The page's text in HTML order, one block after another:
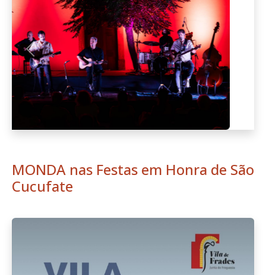
Anterior
MONDA nas Festas em Honra de São
Cucufate